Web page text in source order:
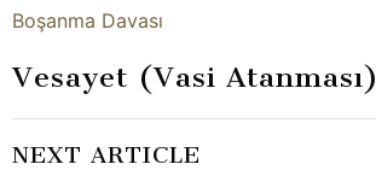
Boşanma Davası
Vesayet (Vasi Atanması)
NEXT ARTICLE